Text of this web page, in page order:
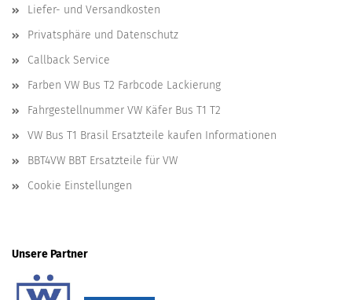
Liefer- und Versandkosten
Privatsphäre und Datenschutz
Callback Service
Farben VW Bus T2 Farbcode Lackierung
Fahrgestellnummer VW Käfer Bus T1 T2
VW Bus T1 Brasil Ersatzteile kaufen Informationen
BBT4VW BBT Ersatzteile für VW
Cookie Einstellungen
Unsere Partner